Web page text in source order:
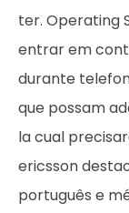
ter. Operating
entrar em
durante
que possam
la cual
ericsson
português e